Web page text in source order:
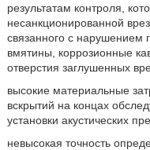
результатам контроля,
несанкционированной
связанного с нарушением
вмятины, коррозионные
отверстия заглушенных
высокие материальные
вскрытий на концах
установки акустических
невысокая точность